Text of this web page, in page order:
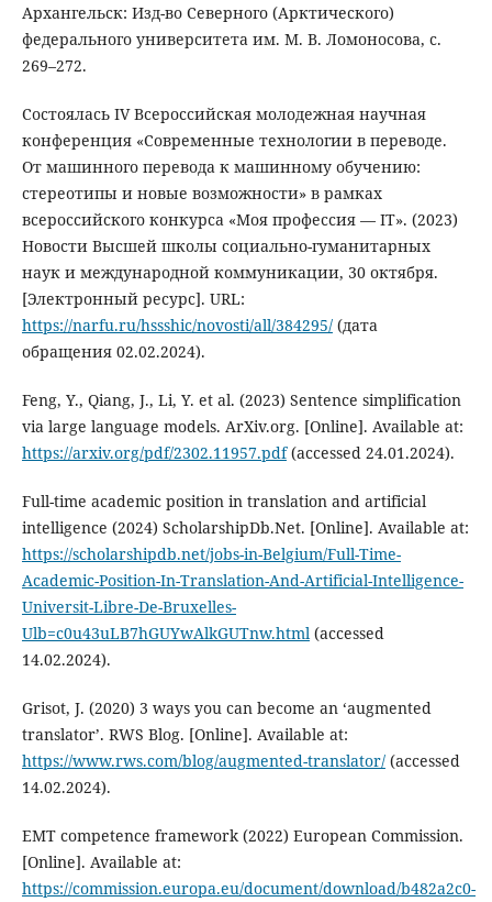
Архангельск: Изд-во Северного (Арктического)
федерального университета им. М. В. Ломоносова, с.
269–272.
Состоялась IV Всероссийская молодежная научная
конференция «Современные технологии в переводе.
От машинного перевода к машинному обучению:
стереотипы и новые возможности» в рамках
всероссийского конкурса «Моя профессия — IT». (2023)
Новости Высшей школы социально-гуманитарных
наук и международной коммуникации, 30 октября.
[Электронный ресурс]. URL:
https://narfu.ru/hssshic/novosti/all/384295/(дата
обращения 02.02.2024).
Feng, Y., Qiang, J., Li, Y. et al. (2023) Sentence simplification
via large language models. ArXiv.org. [Online]. Available at:
https://arxiv.org/pdf/2302.11957.pdf(accessed 24.01.2024).
Full-time academic position in translation and artificial
intelligence (2024) ScholarshipDb.Net. [Online]. Available at:
https://scholarshipdb.net/jobs-in-Belgium/Full-Time-
Academic-Position-In-Translation-And-Artificial-Intelligence-
Universit-Libre-De-Bruxelles-
Ulb=c0u43uLB7hGUYwAlkGUTnw.html (accessed
14.02.2024).
Grisot, J. (2020) 3 ways you can become an ‘augmented
translator’. RWS Blog. [Online]. Available at:
https://www.rws.com/blog/augmented-translator/(accessed
14.02.2024).
EMT competence framework (2022) European Commission.
[Online]. Available at:
https://commission.europa.eu/document/download/b482a2c0-